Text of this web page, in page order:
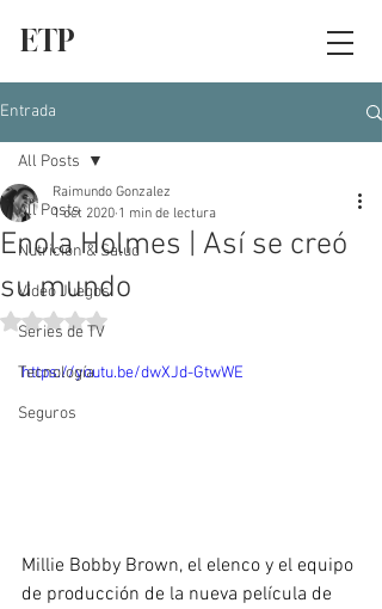
ETP
Entrada
All Posts
Nutrición & Salud
Video Juegos
Series de TV
Tecnología
Seguros
All Posts
Enola Holmes | Así se creó
su mundo
Raimundo Gonzalez
1 oct 2020 1 min de lectura
Obtuvo NaN de 5 estrellas.
https://youtu.be/dwXJd-GtwWE
Millie Bobby Brown, el elenco y el equipo
de producción de la nueva película de